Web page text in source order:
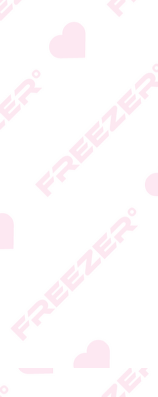
גבי האריזה
* טעות סופר בתיאור המוצר
או במחירו לא תחייב את